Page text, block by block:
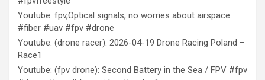
Youtube: fpv,Optical signals, no worries about airspace
#fiber #uav #fpv #drone
Youtube: (drone racer): 2026-04-19 Drone Racing Poland –
Race1
Youtube: (fpv drone): Second Battery in the Sea / FPV #fpv